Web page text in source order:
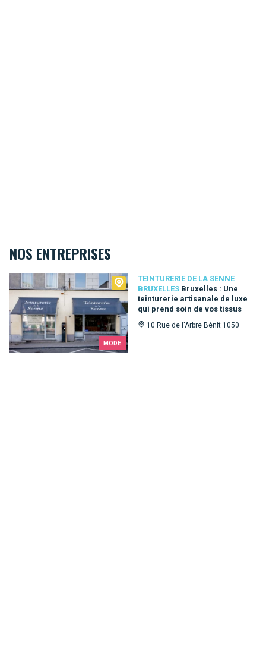
NOS ENTREPRISES
MODE
TEINTURERIE DE LA SENNE
BRUXELLES Bruxelles : Une
teinturerie artisanale de luxe
qui prend soin de vos tissus
10 Rue de l'Arbre Bénit 1050
Teinturerie de la Senne Bruxelles